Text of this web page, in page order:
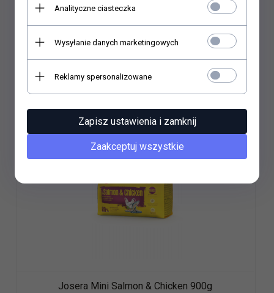
Do koszyka
Josera Mini Salmon & Chicken 900g
Analityczne ciasteczka
Wysyłanie danych marketingowych
Reklamy spersonalizowane
Zapisz ustawienia i zamknij
Zaakceptuj wszystkie